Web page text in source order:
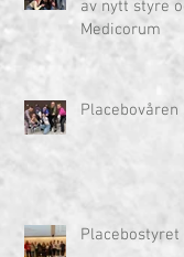
av nytt styre
Medicorum
Placebovåren
Placebostyret